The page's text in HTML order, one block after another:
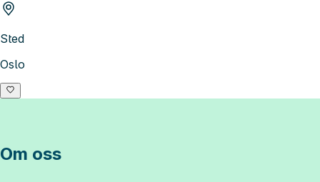
Sted
Oslo
Om oss